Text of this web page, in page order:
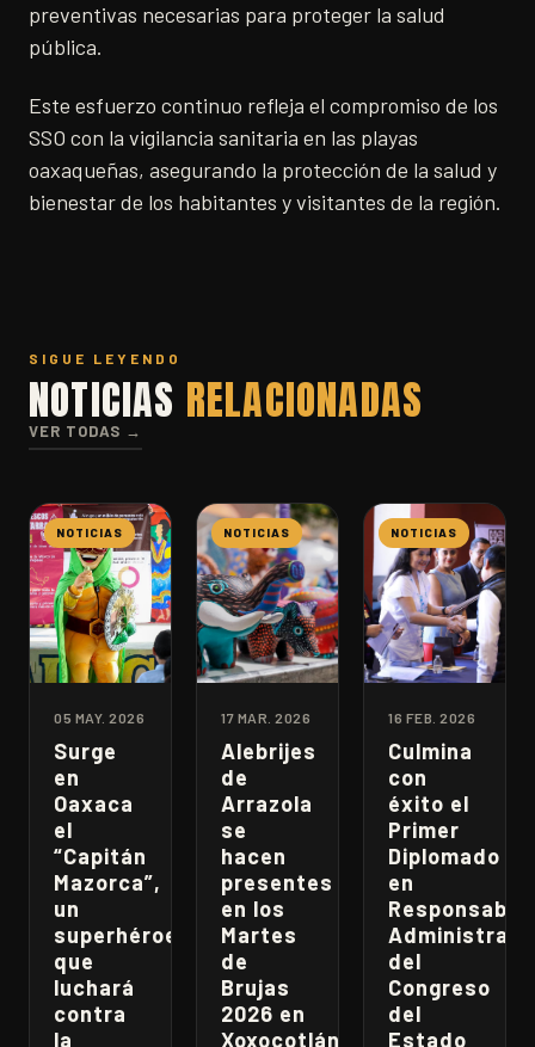
preventivas necesarias para proteger la salud
pública.
Este esfuerzo continuo refleja el compromiso de los
SSO con la vigilancia sanitaria en las playas
oaxaqueñas, asegurando la protección de la salud y
bienestar de los habitantes y visitantes de la región.
SIGUE LEYENDO
NOTICIAS RELACIONADAS
VER TODAS →
NOTICIAS
05 MAY. 2026
Surge
en
Oaxaca
el
“Capitán
Mazorca”,
un
superhéroe
que
luchará
contra
la
NOTICIAS
17 MAR. 2026
Alebrijes
de
Arrazola
se
hacen
presentes
en los
Martes
de
Brujas
2026 en
Xoxocotlán
NOTICIAS
16 FEB. 2026
Culmina
con
éxito el
Primer
Diplomado
en
del
Congreso
del
Estado